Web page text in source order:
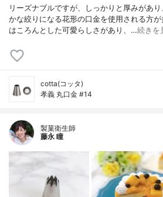
リーズナブルですが、しっかりと厚みがあ
かな絞りになる花形の口金を使用される方
はころんとした可愛らしさがあり、…続きを
cotta(コッタ)
孝義 丸口金 #14
製菓衛生師
藤永 瞳